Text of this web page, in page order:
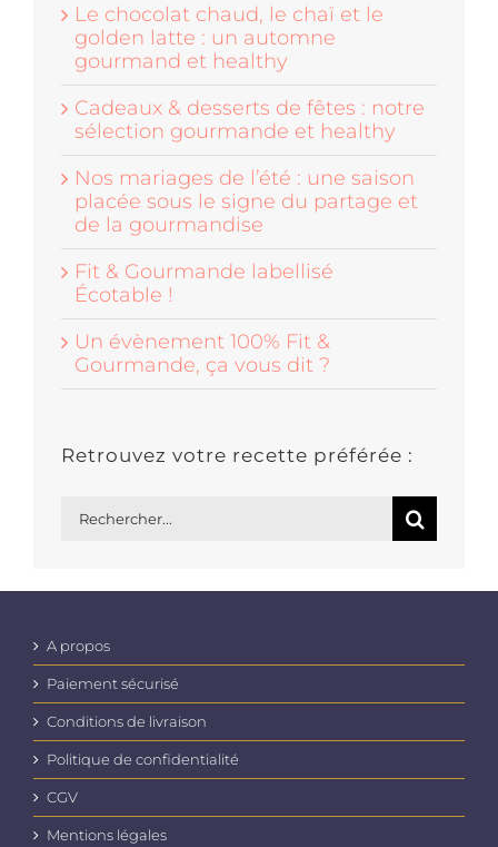
Le chocolat chaud, le chaï et le
golden latte : un automne
gourmand et healthy
Cadeaux & desserts de fêtes : notre
sélection gourmande et healthy
Nos mariages de l’été : une saison
placée sous le signe du partage et
de la gourmandise
Fit & Gourmande labellisé
Écotable !
Un évènement 100% Fit &
Gourmande, ça vous dit ?
Retrouvez votre recette préférée :
A propos
Paiement sécurisé
Conditions de livraison
Politique de confidentialité
CGV
Mentions légales